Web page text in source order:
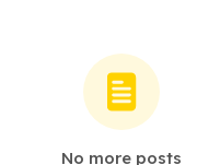
No more posts